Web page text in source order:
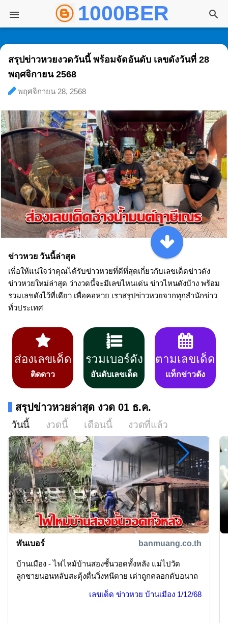
ข้ามไปที่เนื้อหาหลัก
1000BER พันเ
สรุปข่าวหวยงวดวันนี้ พร้อมจัดอันดับ เลขดังวันที่ 28
พฤศจิกายน 2568
พฤศจิกายน 28, 2568
ข่าวหวย วันนี้ล่าสุด
เพื่อให้แน่ใจว่าคุณได้รับข่าวหวยที่ดีที่สุดเกี่ยวกับเลขเด็ดข่าวดัง
ข่าวหวยใหม่ล่าสุด ว่างวดนี้จะมีเลขไหนเด่น ข่าวไหนดังบ้าง พร้อม
รวมเลขดังไว้ที่เดียว เพื่อคอหวย เราสรุปข่าวหวยจากทุกสำนักข่าว
ทั่วประเทศ
ส่องเลขเด็ด
ติดดาว
รวมเบอร์ดัง
อันดับเลขเด็ด
ตามเลขเด็ด
แท็กข่าวดัง
สรุปข่าวหวยล่าสุด งวด 01 ธ.ค.
วันนี้ งวดนี้ เดือนนี้ งวดที่แล้ว
พันเบอร์ banmuang.co.th
บ้านเมือง - ไฟไหม้บ้านสองชั้นวอดทั้งหลัง แม่ไปวัด
ลูกชายนอนหลับสะตุ้งตื่นวิ่งหนีตาย เต่าถูกคลอกดับอนาถ
เลขเด็ด ข่าวหวย บ้านเมือง 1/12/68